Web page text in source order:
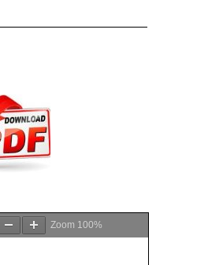
Zoom 100%